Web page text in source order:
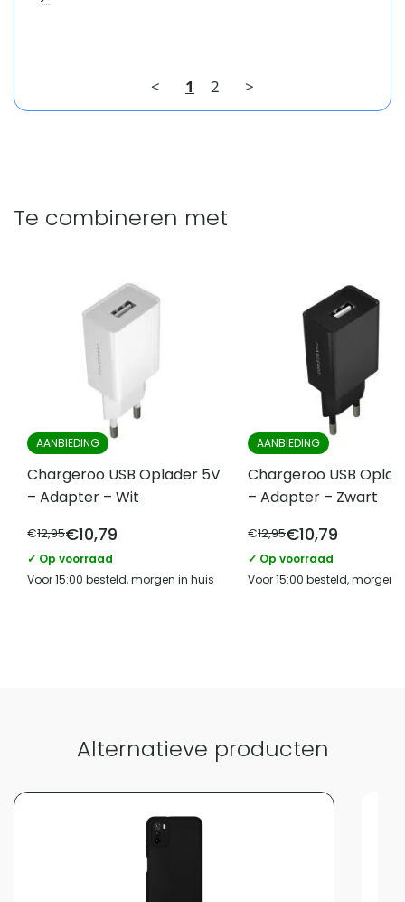
< 1 2 >
Te combineren met
AANBIEDING
Chargeroo USB Oplader 5V
– Adapter – Wit
€12,95€10,79
✓ Op voorraad
Voor 15:00 besteld, morgen in huis
AANBIEDING
Chargeroo USB
– Adapter – Zwart
€12,95€10,79
✓ Op voorraad
Voor 15:00 besteld, morgen
Alternatieve producten